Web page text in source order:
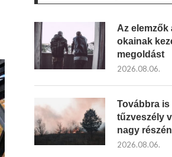
Az elemzők
okainak
megoldást
2026.08.06.
Továbbra
tűzveszély
nagy részén
2026.08.06.